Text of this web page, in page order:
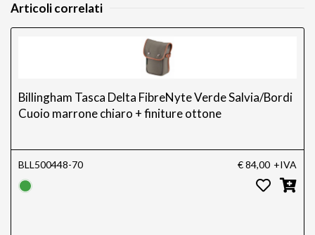
Articoli correlati
Billingham Tasca Delta FibreNyte Verde Salvia/Bordi
Cuoio marrone chiaro + finiture ottone
BLL500448-70 € 84,00 +IVA